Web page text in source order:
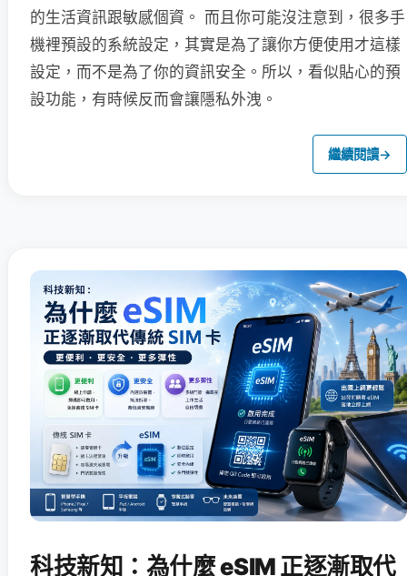
的生活資訊跟敏感個資。 而且你可能沒注意到，很多手
機裡預設的系統設定，其實是為了讓你方便使用才這樣
設定，而不是為了你的資訊安全。所以，看似貼心的預
設功能，有時候反而會讓隱私外洩。
繼續閱讀→
科技新知：為什麼 eSIM 正逐漸取代